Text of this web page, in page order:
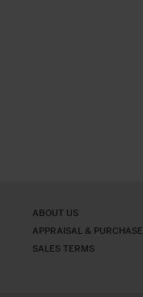
ABOUT US
APPRAISAL & PURCHASE
SALES TERMS